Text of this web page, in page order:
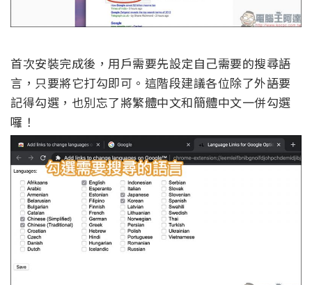
首次安裝完成後，用戶需要先設定自己需要的搜尋語
言，只要將它打勾即可。這階段建議各位除了外語要
記得勾選，也別忘了將繁體中文和簡體中文一併勾選
囉！